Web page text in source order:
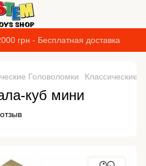
грн - Бесплатная доставка
Головоломки Классические
куб мини